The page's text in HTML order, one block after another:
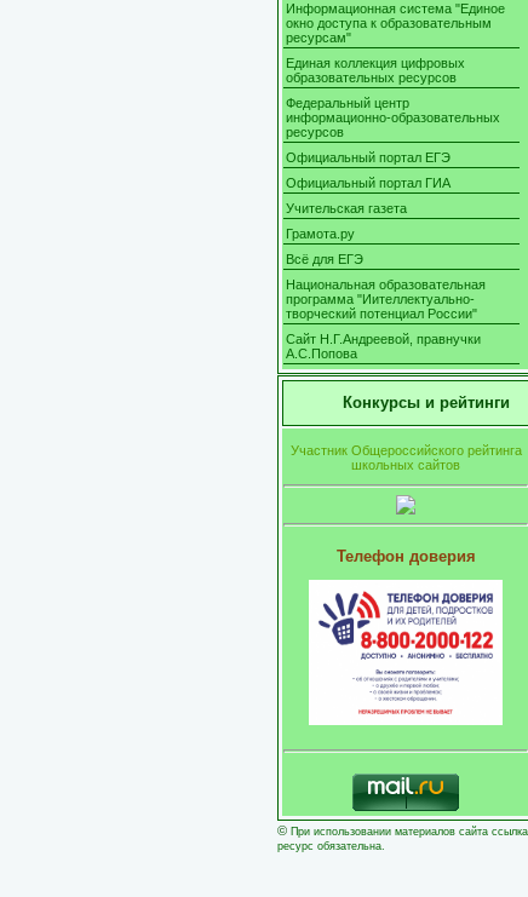
Информационная система "Единое
окно доступа к образовательным
ресурсам"
Единая коллекция цифровых
образовательных ресурсов
Федеральный центр
информационно-образовательных
ресурсов
Официальный портал ЕГЭ
Официальный портал ГИА
Учительская газета
Грамота.ру
Всё для ЕГЭ
Национальная образовательная
программа "Иителлектуально-
творческий потенциал России"
Сайт Н.Г.Андреевой, правнучки
А.С.Попова
Конкурсы и рейтинги
Участник Общероссийского рейтинга
школьных сайтов
Телефон доверия
© При использовании материалов сайта
ресурс обязательна.